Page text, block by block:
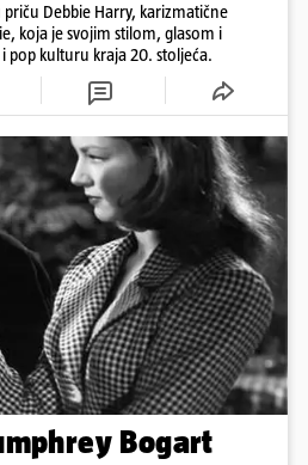
Debbie Harry, karizmatične
koja je svojim stilom, glasom i
pop kulturu kraja 20. stoljeća.
Bogart